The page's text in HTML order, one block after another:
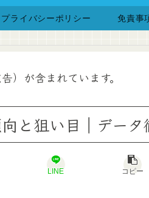
プライバシーポリシー 免責事
）が含まれています。
と狙い目｜デー
LINE コピー